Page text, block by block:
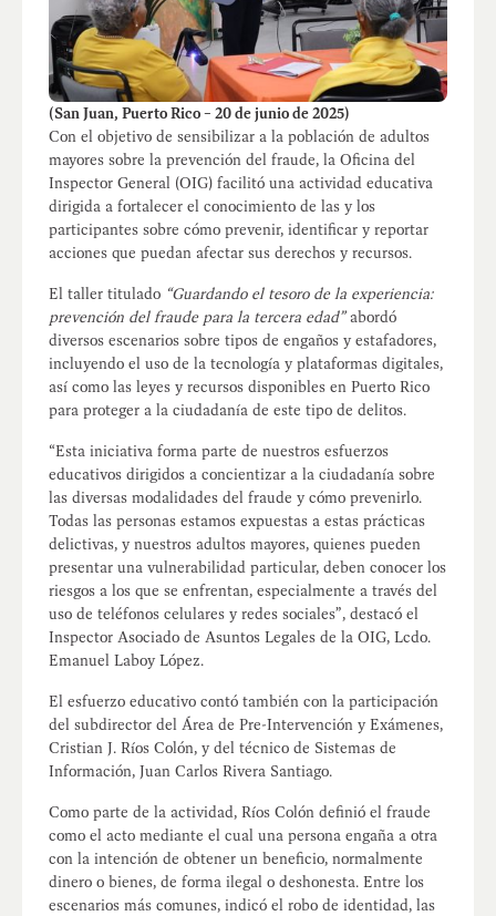
(San Juan, Puerto Rico – 20 de junio de 2025)
Con el objetivo de sensibilizar a la población de adultos
mayores sobre la prevención del fraude, la Oficina del
Inspector General (OIG) facilitó una actividad educativa
dirigida a fortalecer el conocimiento de las y los
participantes sobre cómo prevenir, identificar y reportar
acciones que puedan afectar sus derechos y recursos.
El taller titulado “Guardando el tesoro de la experiencia:
prevención del fraude para la tercera edad”abordó
diversos escenarios sobre tipos de engaños y estafadores,
incluyendo el uso de la tecnología y plataformas digitales,
así como las leyes y recursos disponibles en Puerto Rico
para proteger a la ciudadanía de este tipo de delitos.
“Esta iniciativa forma parte de nuestros esfuerzos
educativos dirigidos a concientizar a la ciudadanía sobre
las diversas modalidades del fraude y cómo prevenirlo.
Todas las personas estamos expuestas a estas prácticas
delictivas, y nuestros adultos mayores, quienes pueden
presentar una vulnerabilidad particular, deben conocer los
riesgos a los que se enfrentan, especialmente a través del
uso de teléfonos celulares y redes sociales”, destacó el
Inspector Asociado de Asuntos Legales de la OIG, Lcdo.
Emanuel Laboy López.
El esfuerzo educativo contó también con la participación
del subdirector del Área de Pre-Intervención y Exámenes,
Cristian J. Ríos Colón, y del técnico de Sistemas de
Información, Juan Carlos Rivera Santiago.
Como parte de la actividad, Ríos Colón definió el fraude
como el acto mediante el cual una persona engaña a otra
con la intención de obtener un beneficio, normalmente
dinero o bienes, de forma ilegal o deshonesta. Entre los
escenarios más comunes, indicó el robo de identidad, las